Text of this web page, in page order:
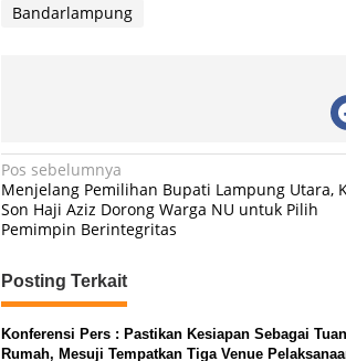
Bandarlampung
N
a
v
i
g
a
Pos sebelumnya
Menjelang Pemilihan Bupati Lampung Utara,
Son Haji Aziz Dorong Warga NU untuk Pilih
Pemimpin Berintegritas
Posting Terkait
Konferensi Pers : Pastikan Kesiapan Sebagai Tuan
Rumah, Mesuji Tempatkan Tiga Venue